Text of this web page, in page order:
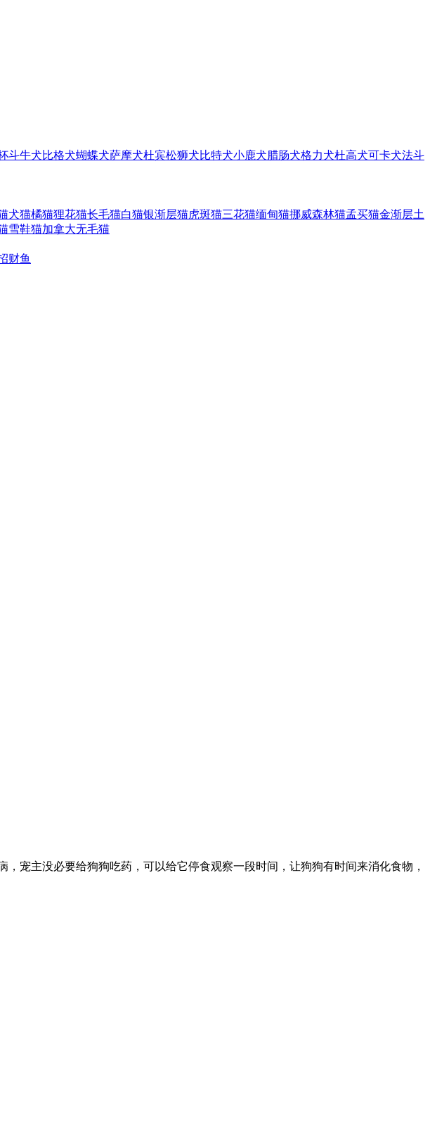
斗牛犬比格犬蝴蝶犬萨摩犬杜宾松狮犬比特犬小鹿犬腊肠犬格力犬杜高犬可卡犬法斗
犬猫橘猫狸花猫长毛猫白猫银渐层猫虎斑猫三花猫缅甸猫挪威森林猫孟买猫金渐层土
雪鞋猫加拿大无毛猫
财鱼
宠主没必要给狗狗吃药，可以给它停食观察一段时间，让狗狗有时间来消化食物，